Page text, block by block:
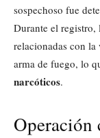
sospechoso fue
Durante el registro,
relacionadas con la
arma de fuego, lo
narcóticos.
Operación